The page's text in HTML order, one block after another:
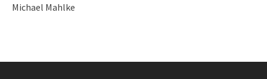
Michael Mahlke